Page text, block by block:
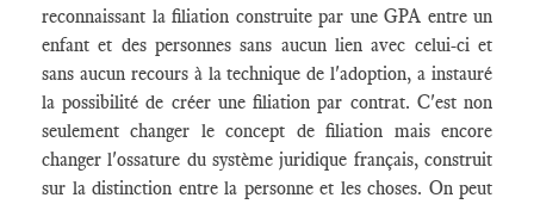
reconnaissant la filiation construite par une GPA entre un
enfant et des personnes sans aucun lien avec celui-ci et
sans aucun recours à la technique de l'adoption, a instauré
la possibilité de créer une filiation par contrat. C'est non
seulement changer le concept de filiation mais encore
changer l'ossature du système juridique français, construit
sur la distinction entre la personne et les choses. On peut